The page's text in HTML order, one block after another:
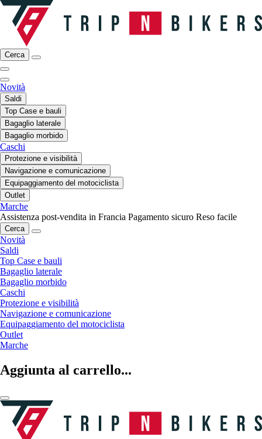
Cerca
Novità
Saldi
Top Case e bauli
Bagaglio laterale
Bagaglio morbido
Caschi
Protezione e visibilità
Navigazione e comunicazione
Equipaggiamento del motociclista
Outlet
Marche
Assistenza post-vendita in Francia Pagamento sicuro Reso facile
Cerca
Novità
Saldi
Top Case e bauli
Bagaglio laterale
Bagaglio morbido
Caschi
Protezione e visibilità
Navigazione e comunicazione
Equipaggiamento del motociclista
Outlet
Marche
Aggiunta al carrello...